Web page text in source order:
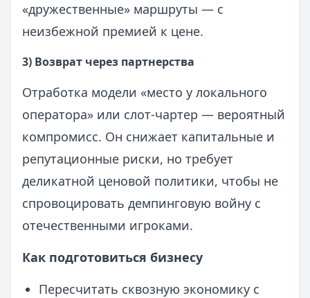
«дружественные» маршруты — с
неизбежной премией к цене.
3) Возврат через партнерства
Отработка модели «место у локального
оператора» или слот-чартер — вероятный
компромисс. Он снижает капитальные и
репутационные риски, но требует
деликатной ценовой политики, чтобы не
спровоцировать демпинговую войну с
отечественными игроками.
Как подготовиться бизнесу
Пересчитать сквозную экономику с